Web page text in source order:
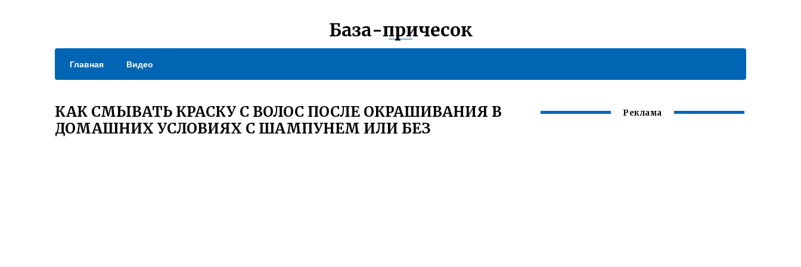
База-причесок
Главная Видео
КАК СМЫВАТЬ КРАСКУ С ВОЛОС ПОСЛЕ ОКРАШИВАНИЯ В
ДОМАШНИХ УСЛОВИЯХ С ШАМПУНЕМ ИЛИ БЕЗ
Реклама